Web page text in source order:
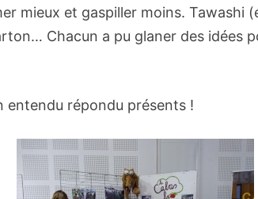
mieux et gaspiller moins. Tawashi
Chacun a pu glaner des idées
entendu répondu présents !